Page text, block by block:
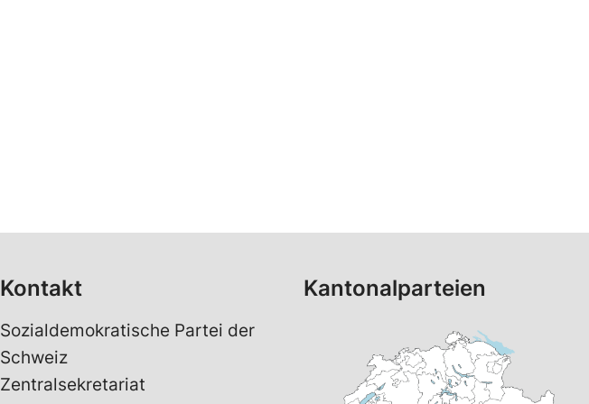
Kontakt
Sozialdemokratische Partei der
Schweiz
Zentralsekretariat
Kantonalparteien